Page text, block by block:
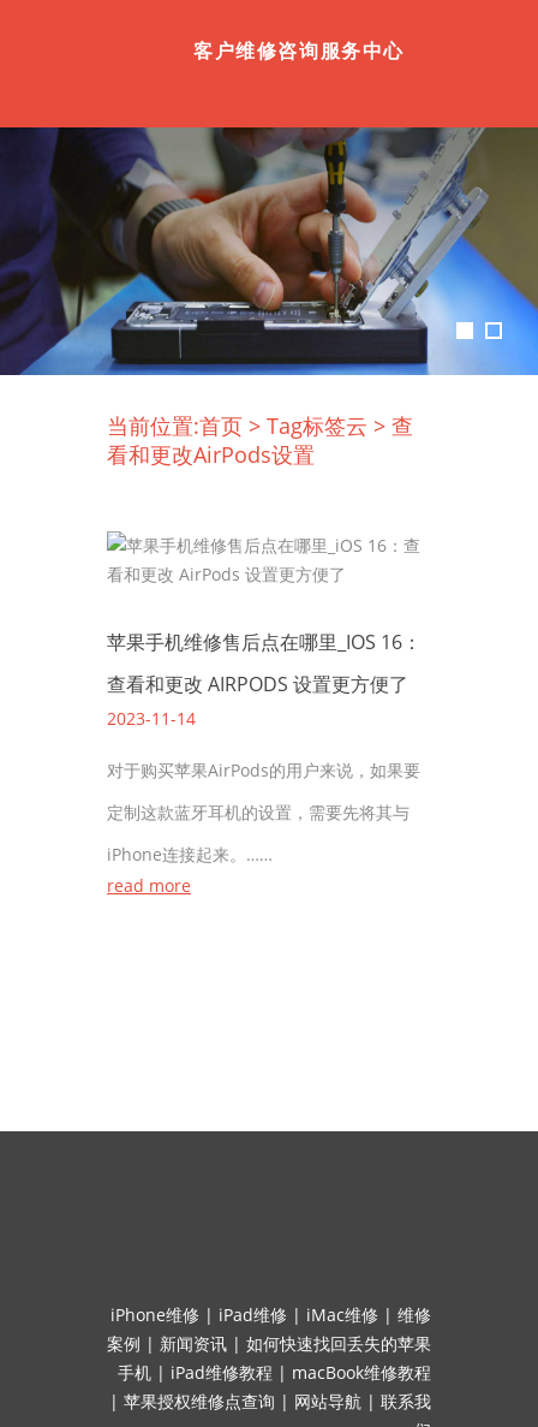
客户维修咨询服务中心
当前位置:首页 > Tag标签云 > 查
看和更改AirPods设置
苹果手机维修售后点在哪里_IOS 16：
查看和更改 AIRPODS 设置更方便了
2023-11-14
对于购买苹果AirPods的用户来说，如果要
定制这款蓝牙耳机的设置，需要先将其与
iPhone连接起来。……
read more
iPhone维修 | iPad维修 | iMac维修 | 维修
案例 | 新闻资讯 | 如何快速找回丢失的苹果
手机 | iPad维修教程 | macBook维修教程
| 苹果授权维修点查询 | 网站导航 | 联系我